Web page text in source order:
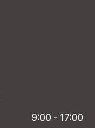
9:00 - 17:00